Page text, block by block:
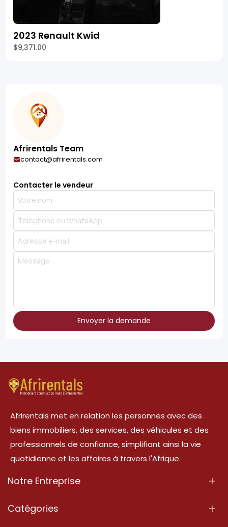
2023 Renault Kwid
$9,371.00
Afrirentals Team
contact@afrirentals.com
Contacter le vendeur
Envoyer la demande
Afrirentals met en relation les personnes avec des
biens immobiliers, des services, des véhicules et des
professionnels de confiance, simplifiant ainsi la vie
quotidienne et les affaires à travers l'Afrique.
Notre Entreprise
À Propos
Catégories